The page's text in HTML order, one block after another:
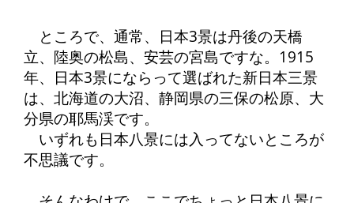
ところで、通常、日本3景は丹後の天橋
立、陸奥の松島、安芸の宮島ですな。1915
年、日本3景にならって選ばれた新日本三景
は、北海道の大沼、静岡県の三保の松原、大
分県の耶馬渓です。
いずれも日本八景には入ってないところが
不思議です。